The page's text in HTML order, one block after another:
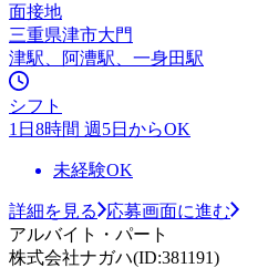
面接地
三重県津市大門
津駅、阿漕駅、一身田駅
シフト
1日8時間 週5日からOK
未経験OK
詳細を見る
応募画面に進む
アルバイト・パート
株式会社ナガハ(ID:381191)